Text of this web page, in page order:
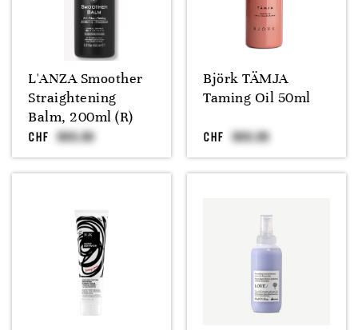
L'ANZA Smoother
Straightening
Balm, 200ml (R)
CHF
Björk TÄMJA
Taming Oil 50ml
CHF